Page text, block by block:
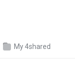
My 4shared